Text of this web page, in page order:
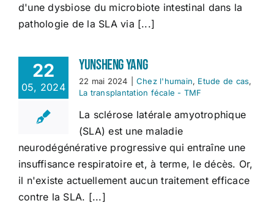
d'une dysbiose du microbiote intestinal dans la
pathologie de la SLA via [...]
22
05, 2024
Yunsheng Yang
22 mai 2024 Chez l'humain, Etude de cas,
La transplantation fécale - TMF
La sclérose latérale amyotrophique
(SLA) est une maladie
neurodégénérative progressive qui entraîne une
insuffisance respiratoire et, à terme, le décès. Or,
il n'existe actuellement aucun traitement efficace
contre la SLA. [...]